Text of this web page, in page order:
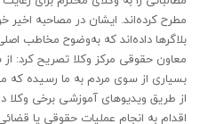
مطرح کرده‌اند. ایشان در مصاحبه اخیر
بلاگرها داده‌اند که به‌وضوح مخاطب
معاون حقوقی مرکز وکلا تصریح کرد:
بسیاری از سوی مردم به ما رسیده که
از طریق ویدیوهای آموزشی برخی وکلا
اقدام به انجام عملیات حقوقی یا